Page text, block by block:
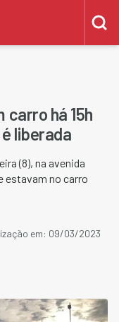
carro há 15h
liberada
(8), na avenida
estavam no carro
em: 09/03/2023